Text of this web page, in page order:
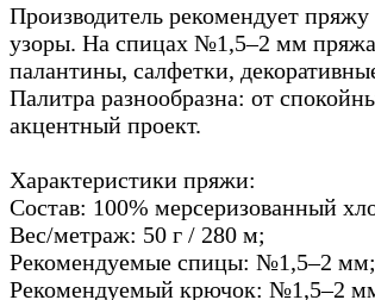
Производитель рекомендует
узоры. На спицах №1,5–2 мм пряжа
палантины, салфетки,
Палитра разнообразна: от
акцентный проект.
Характеристики пряжи:
Состав: 100% мерсеризованный
Вес/метраж: 50 г / 280 м;
Рекомендуемые спицы: №1,5–2 мм;
Рекомендуемый крючок: №1,5–2